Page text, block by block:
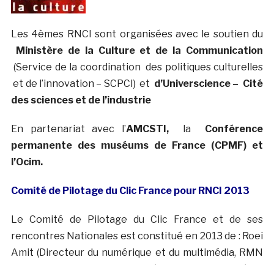
Les 4èmes RNCI sont organisées avec le soutien du
Ministère de la Culture et de la Communication
(Service de la coordination des politiques culturelles
et de l’innovation – SCPCI) et d’Universcience – Cité
des sciences et de l’industrie
En partenariat avec l’AMCSTI, la Conférence
permanente des muséums de France (CPMF) et
l’Ocim.
Comité de Pilotage du Clic France pour RNCI 2013
Le Comité de Pilotage du Clic France et de ses
rencontres Nationales est constitué en 2013 de : Roei
Amit (Directeur du numérique et du multimédia, RMN